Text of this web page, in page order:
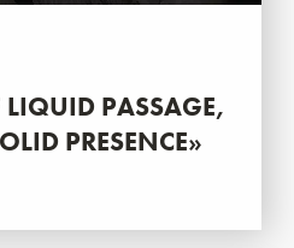
LIQUID PASSAGE,
PRESENCE»